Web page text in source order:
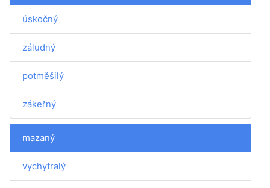
úskočný
záludný
potměšilý
zákeřný
mazaný
vychytralý